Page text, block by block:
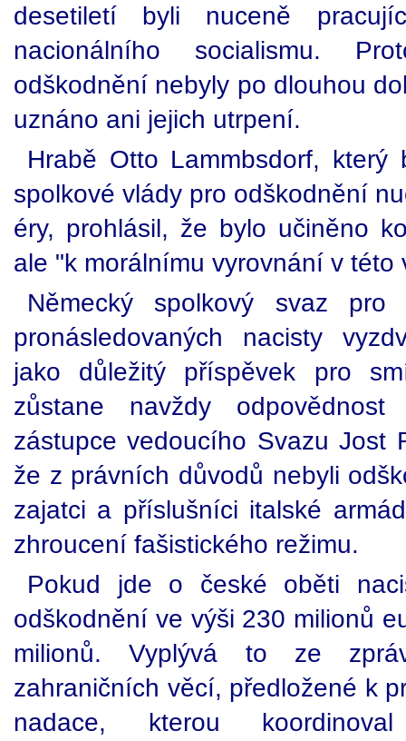
desetiletí byli nuceně
nacionálního socialismu.
odškodnění nebyly po dlouhou
uznáno ani jejich utrpení.
Hrabě Otto Lammbsdorf, který
spolkové vlády pro odškodnění
éry, prohlásil, že bylo učiněno
ale "k morálnímu vyrovnání v
Německý spolkový svaz pro
pronásledovaných nacisty
jako důležitý příspěvek pro
zůstane navždy
zástupce vedoucího Svazu Jost
že z právních důvodů nebyli
zajatci a příslušníci italské
zhroucení fašistického režimu.
Pokud jde o české oběti
odškodnění ve výši 230 milionů
milionů. Vyplývá to ze
zahraničních věcí, předložené k
nadace, kterou